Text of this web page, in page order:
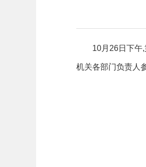
10月26日下午
机关各部门负责人